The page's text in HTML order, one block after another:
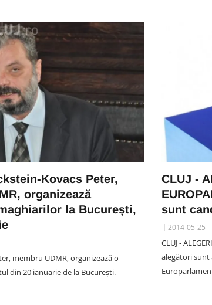
Kovacs Peter,
organizează
la București,
membru UDMR, organizează o
din 20 ianuarie de la București.
CLUJ -
sunt
2014-05-25
CLUJ -
alegători sunt